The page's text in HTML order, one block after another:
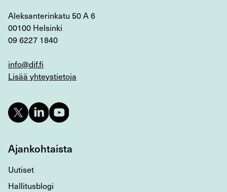
Aleksanterinkatu 50 A 6
00100 Helsinki
09 6227 1840
info@dif.fi
Lisää yhteystietoja
Ajankohtaista
Uutiset
Hallitusblogi